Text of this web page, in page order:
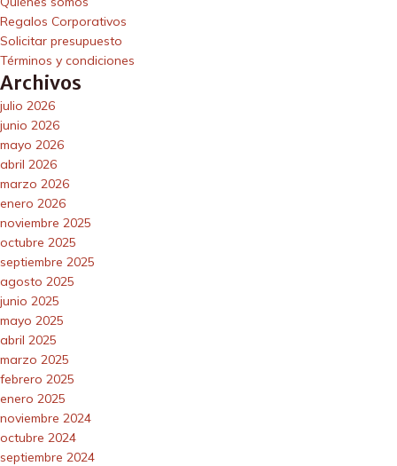
Regalos Corporativos
Solicitar presupuesto
Términos y condiciones
Archivos
julio 2026
junio 2026
mayo 2026
abril 2026
marzo 2026
enero 2026
noviembre 2025
octubre 2025
septiembre 2025
agosto 2025
junio 2025
mayo 2025
abril 2025
marzo 2025
febrero 2025
enero 2025
noviembre 2024
octubre 2024
septiembre 2024